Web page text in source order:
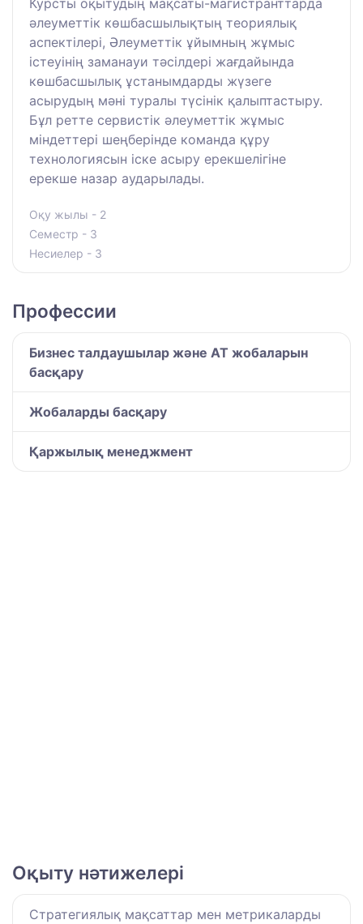
Курсты оқытудың мақсаты-магистранттарда
әлеуметтік көшбасшылықтың теориялық
аспектілері, Әлеуметтік ұйымның жұмыс
істеуінің заманауи тәсілдері жағдайында
көшбасшылық ұстанымдарды жүзеге
асырудың мәні туралы түсінік қалыптастыру.
Бұл ретте сервистік әлеуметтік жұмыс
міндеттері шеңберінде команда құру
технологиясын іске асыру ерекшелігіне
ерекше назар аударылады.
Оқу жылы - 2
Семестр - 3
Несиелер - 3
Профессии
Бизнес талдаушылар және АТ жобаларын
басқару
Жобаларды басқару
Қаржылық менеджмент
Оқыту нәтижелері
Стратегиялық мақсаттар мен метрикаларды